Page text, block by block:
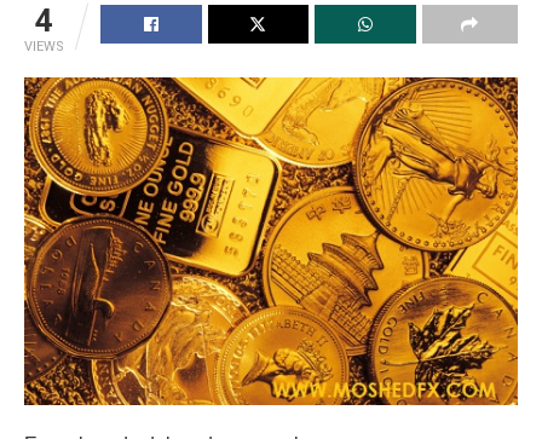
4
VIEWS